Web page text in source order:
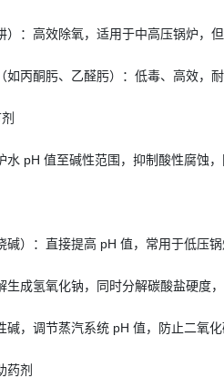
）：高效除氧，适用于中高压锅炉，
如丙酮肟、乙醛肟）：低毒、高效，
水 pH 值至碱性范围，抑制酸性腐蚀，
碱）：直接提高 pH 值，常用于低压锅
生成氢氧化钠，同时分解碳酸盐硬度，
碱，调节蒸汽系统 pH 值，防止二氧化
药剂